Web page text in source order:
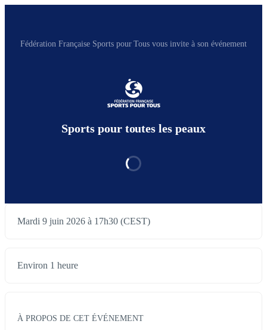
Fédération Française Sports pour Tous vous invite à son événement
Sports pour toutes les peaux
Mardi 9 juin 2026 à 17h30 (CEST)
Environ 1 heure
À PROPOS DE CET ÉVÉNEMENT